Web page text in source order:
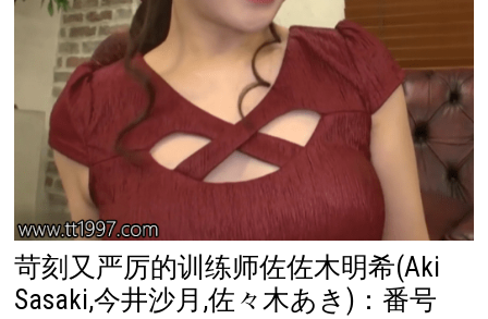
苛刻又严厉的训练师佐佐木明希(Aki
Sasaki,今井沙月,佐々木あき)：番号